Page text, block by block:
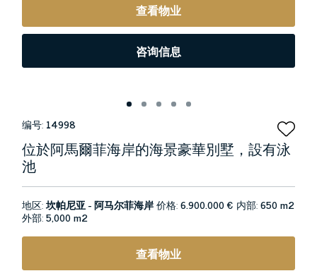
查看物业
咨询信息
编号: 14998
位於阿馬爾菲海岸的海景豪華別墅，設有泳
池
地区:坎帕尼亚 - 阿马尔菲海岸价格:6.900.000 € 内部:650 m2
外部:5,000 m2
查看物业